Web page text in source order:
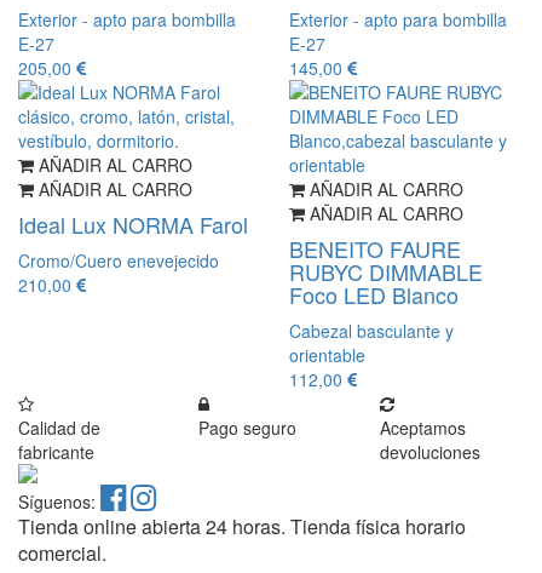
Exterior - apto para bombilla
E-27
205,00
Exterior - apto para bombilla
E-27
145,00
AÑADIR AL CARRO
AÑADIR AL CARRO
Ideal Lux NORMA Farol
Cromo/Cuero enevejecido
210,00
AÑADIR AL CARRO
AÑADIR AL CARRO
BENEITO FAURE
RUBYC DIMMABLE
Foco LED Blanco
Cabezal basculante y
orientable
112,00
Calidad de
fabricante
Pago seguro
Aceptamos
devoluciones
Síguenos:
Tienda online abierta 24 horas. Tienda física horario
comercial.